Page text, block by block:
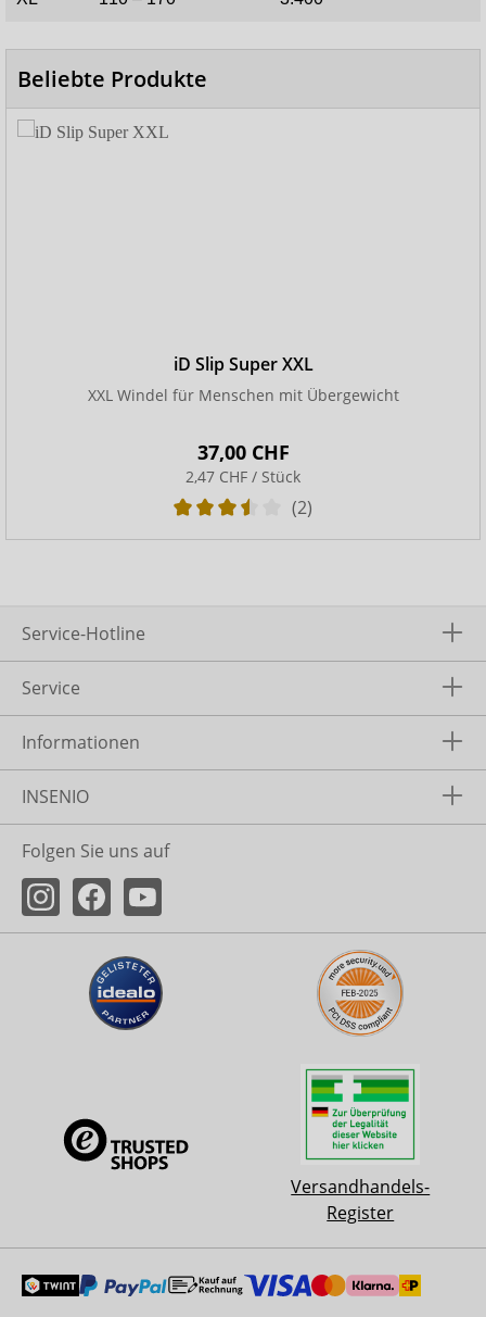
Beliebte Produkte
iD Slip Super XXL
XXL Windel für Menschen mit Übergewicht
37,00 CHF
2,47 CHF / Stück
(2)
Service-Hotline
Service
Informationen
INSENIO
Folgen Sie uns auf
Versandhandels-
Register